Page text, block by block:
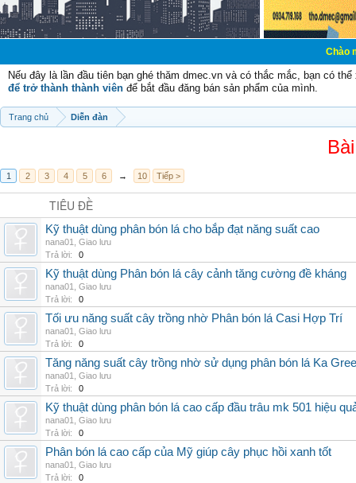
Chào mừng các
Nếu đây là lần đầu tiên bạn ghé thăm dmec.vn và có thắc mắc, bạn có
để trở thành thành viên để bắt đầu đăng bán sản phẩm của mình.
Trang chủ Diễn đàn
1 2 3 4 5 6 → 10 Tiếp >
TIÊU ĐỀ
Kỹ thuật dùng phân bón lá cho bắp đạt năng suất cao
nana01
Giao lưu
Trả lời:
0
Kỹ thuật dùng Phân bón lá cây cảnh tăng cường đề kháng
nana01
Giao lưu
Trả lời:
0
Tối ưu năng suất cây trồng nhờ Phân bón lá Casi Hợp Trí
nana01
Giao lưu
Trả lời:
0
Tăng năng suất cây trồng nhờ sử dụng phân bón lá Ka
nana01
Giao lưu
Trả lời:
0
Kỹ thuật dùng phân bón lá cao cấp đầu trâu mk 501 hiệu
nana01
Giao lưu
Trả lời:
0
Phân bón lá cao cấp của Mỹ giúp cây phục hồi xanh tốt
nana01
Giao lưu
Trả lời:
0